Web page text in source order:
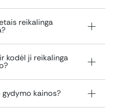
reikalinga
kodėl ji reikalinga
kainos?